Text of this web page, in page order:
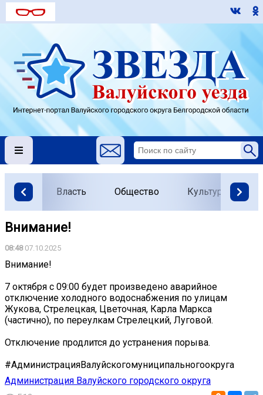
Власть Общество Культура
Внимание!
08:4807.10.2025
Внимание!
7 октября с 09:00 будет произведено аварийное
отключение холодного водоснабжения по улицам
Жукова, Стрелецкая, Цветочная, Карла Маркса
(частично), по переулкам Стрелецкий, Луговой.
Отключение продлится до устранения порыва.
#АдминистрацияВалуйскогомуниципальногоокруга
Администрация Валуйского городского округа